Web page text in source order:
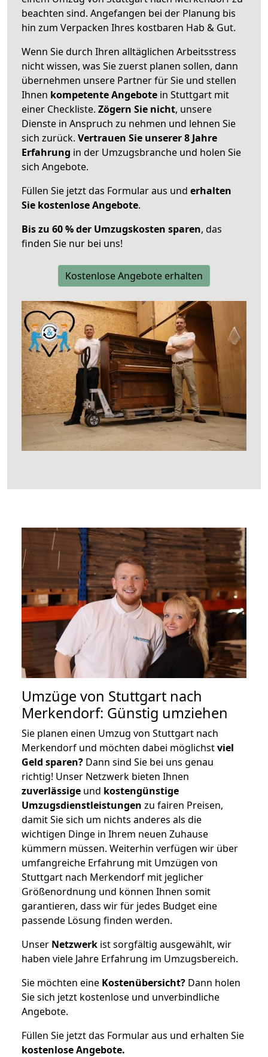
beachten sind. Angefangen bei der Planung bis
hin zum Verpacken Ihres kostbaren Hab & Gut.
Wenn Sie durch Ihren alltäglichen Arbeitsstress
nicht wissen, was Sie zuerst planen sollen, dann
übernehmen unsere Partner für Sie und stellen
Ihnen kompetente Angebote in Stuttgart mit
einer Checkliste. Zögern Sie nicht, unsere
Dienste in Anspruch zu nehmen und lehnen Sie
sich zurück. Vertrauen Sie unserer 8 Jahre
Erfahrung in der Umzugsbranche und holen Sie
sich Angebote.
Füllen Sie jetzt das Formular aus und erhalten
Sie kostenlose Angebote.
Bis zu 60 % der Umzugskosten sparen, das
finden Sie nur bei uns!
Kostenlose Angebote erhalten
Umzüge von Stuttgart nach
Merkendorf: Günstig umziehen
Sie planen einen Umzug von Stuttgart nach
Merkendorf und möchten dabei möglichstviel
Geld sparen? Dann sind Sie bei uns genau
richtig! Unser Netzwerk bieten Ihnen
zuverlässige und kostengünstige
Umzugsdienstleistungen zu fairen Preisen,
damit Sie sich um nichts anderes als die
wichtigen Dinge in Ihrem neuen Zuhause
kümmern müssen. Weiterhin verfügen wir über
umfangreiche Erfahrung mit Umzügen von
Stuttgart nach Merkendorf mit jeglicher
Größenordnung und können Ihnen somit
garantieren, dass wir für jedes Budget eine
passende Lösung finden werden.
Unser Netzwerk ist sorgfältig ausgewählt, wir
haben viele Jahre Erfahrung im Umzugsbereich.
Sie möchten eine Kostenübersicht? Dann holen
Sie sich jetzt kostenlose und unverbindliche
Angebote.
Füllen Sie jetzt das Formular aus und erhalten Sie
kostenloseAngebote.